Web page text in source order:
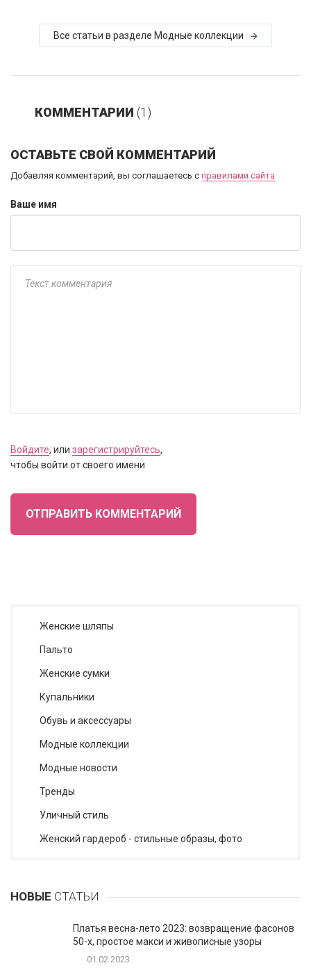
Все статьи в разделе Модные коллекции
КОММЕНТАРИИ (1)
ОСТАВЬТЕ СВОЙ КОММЕНТАРИЙ
Добавляя комментарий, вы соглашаетесь с правилами сайта
Ваше имя
Войдите, или зарегистрируйтесь,
чтобы войти от своего имени
ОТПРАВИТЬ КОММЕНТАРИЙ
Женские шляпы
Пальто
Женские сумки
Купальники
Обувь и аксессуары
Модные коллекции
Модные новости
Тренды
Уличный стиль
Женский гардероб - стильные образы, фото
НОВЫЕ СТАТЬИ
Платья весна-лето 2023: возвращение фасонов
50-х, простое макси и живописные узоры
01.02.2023